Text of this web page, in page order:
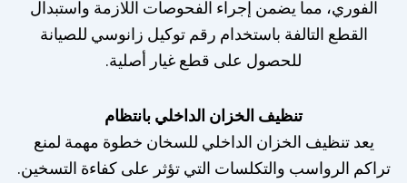
الفوري، مما يضمن إجراء الفحوصات اللازمة واستبدال
القطع التالفة باستخدام رقم توكيل زانوسي للصيانة
للحصول على قطع غيار أصلية.
تنظيف الخزان الداخلي بانتظام
يعد تنظيف الخزان الداخلي للسخان خطوة مهمة لمنع
تراكم الرواسب والتكلسات التي تؤثر على كفاءة التسخين.